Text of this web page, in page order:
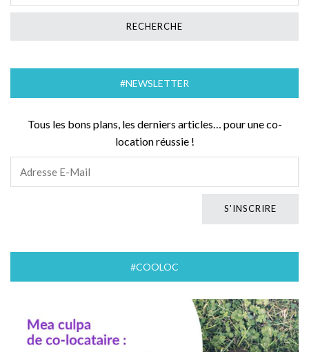
#NEWSLETTER
Tous les bons plans, les derniers articles… pour une co-
location réussie !
#COOLOC